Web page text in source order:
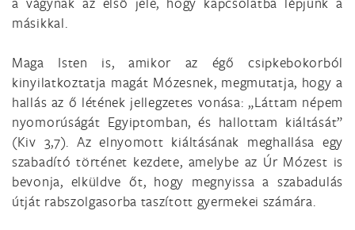
másikkal.
Maga Isten is, amikor az égő csipkebokorból
kinyilatkoztatja magát Mózesnek, megmutatja, hogy a
hallás az ő létének jellegzetes vonása: „Láttam népem
nyomorúságát Egyiptomban, és hallottam kiáltását”
(Kiv 3,7). Az elnyomott kiáltásának meghallása egy
szabadító történet kezdete, amelybe az Úr Mózest is
bevonja, elküldve őt, hogy megnyissa a szabadulás
útját rabszolgasorba taszított gyermekei számára.